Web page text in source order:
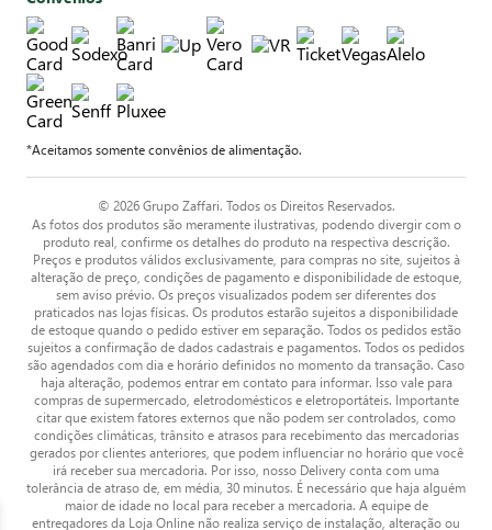
*Aceitamos somente convênios de alimentação.
© 2026 Grupo Zaffari. Todos os Direitos Reservados.
As fotos dos produtos são meramente ilustrativas, podendo divergir com o
produto real, confirme os detalhes do produto na respectiva descrição.
Preços e produtos válidos exclusivamente, para compras no site, sujeitos à
alteração de preço, condições de pagamento e disponibilidade de estoque,
sem aviso prévio. Os preços visualizados podem ser diferentes dos
praticados nas lojas físicas. Os produtos estarão sujeitos a disponibilidade
de estoque quando o pedido estiver em separação. Todos os pedidos estão
sujeitos a confirmação de dados cadastrais e pagamentos. Todos os pedidos
são agendados com dia e horário definidos no momento da transação. Caso
haja alteração, podemos entrar em contato para informar. Isso vale para
compras de supermercado, eletrodomésticos e eletroportáteis. Importante
citar que existem fatores externos que não podem ser controlados, como
condições climáticas, trânsito e atrasos para recebimento das mercadorias
gerados por clientes anteriores, que podem influenciar no horário que você
irá receber sua mercadoria. Por isso, nosso Delivery conta com uma
tolerância de atraso de, em média, 30 minutos. É necessário que haja alguém
maior de idade no local para receber a mercadoria. A equipe de
entregadores da Loja Online não realiza serviço de instalação, alteração ou